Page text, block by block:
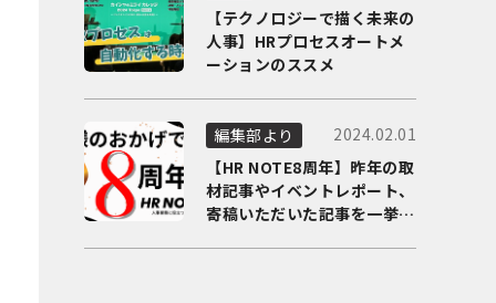
【テクノロジーで描く未来の
人事】HRプロセスオートメ
ーションのススメ
編集部より
2024.02.01
【HR NOTE8周年】昨年の取
材記事やイベントレポート、
寄稿いただいた記事を一挙に